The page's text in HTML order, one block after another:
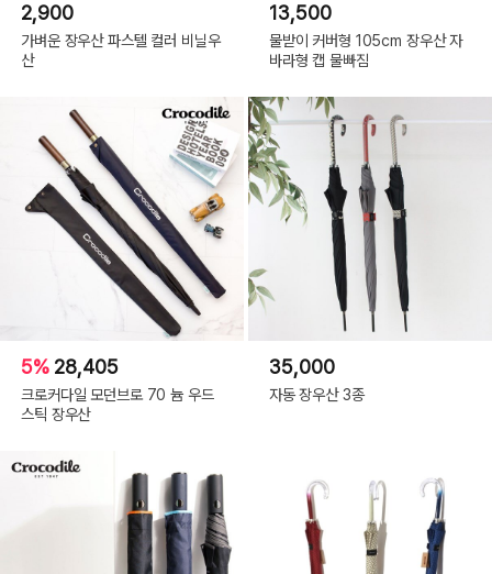
2,900
가벼운 장우산 파스텔 컬러 비닐우
산
13,500
물받이 커버형 105cm 장우산 자
바라형 캡 물빠짐
5% 28,405
크로커다일 모던브로 70 늄 우드
스틱 장우산
35,000
자동 장우산 3종